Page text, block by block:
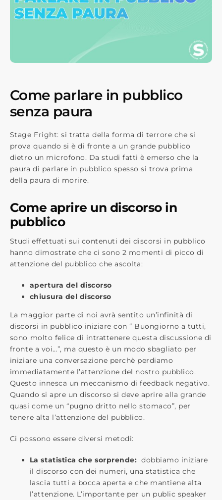
Come parlare in pubblico
senza paura
Stage Fright: si tratta della forma di terrore che si
prova quando si è di fronte a un grande pubblico
dietro un microfono. Da studi fatti è emerso che la
paura di parlare in pubblico spesso si trova prima
della paura di morire.
Come aprire un discorso in
pubblico
Studi effettuati sui contenuti dei discorsi in pubblico
hanno dimostrate che ci sono 2 momenti di picco di
attenzione del pubblico che ascolta:
apertura del discorso
chiusura del discorso
La maggior parte di noi avrà sentito un’infinità di
discorsi in pubblico iniziare con “ Buongiorno a tutti,
sono molto felice di intrattenere questa discussione di
fronte a voi…”, ma questo è un modo sbagliato per
iniziare una conversazione perchè perdiamo
immediatamente l’attenzione del nostro pubblico.
Questo innesca un meccanismo di feedback negativo.
Quando si apre un discorso si deve aprire alla grande
quasi come un “pugno dritto nello stomaco”, per
tenere alta l’attenzione del pubblico.
Ci possono essere diversi metodi:
La statistica che sorprende:dobbiamo iniziare
il discorso con dei numeri, una statistica che
lascia tutti a bocca aperta e che mantiene alta
l’attenzione. L’importante per un public speaker